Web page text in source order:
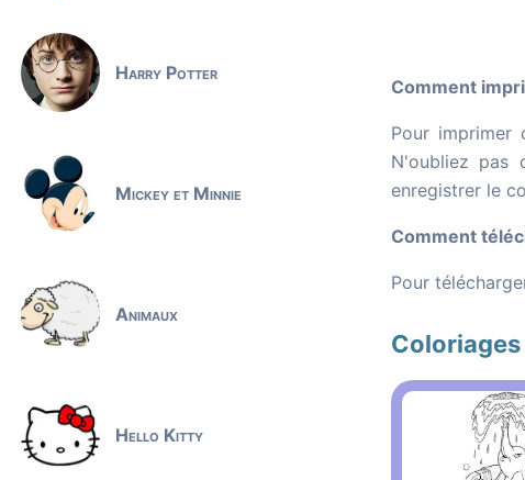
Harry Potter
Mickey et Minnie
Animaux
Hello Kitty
Comment
Pour
N'oubliez pas
enregistrer le
Comment
Pour